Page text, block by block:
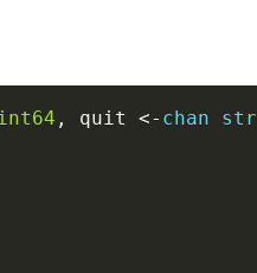
, quit <- chan